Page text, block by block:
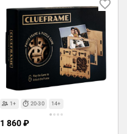
1+ 20-30 14+
1 860 ₽